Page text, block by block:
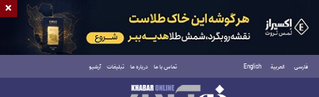
فارسی العربية English تماس با ما درباره ما تبلیغات آرشیو
شنبه ۱۷ مرداد ۱۴۰۵
×